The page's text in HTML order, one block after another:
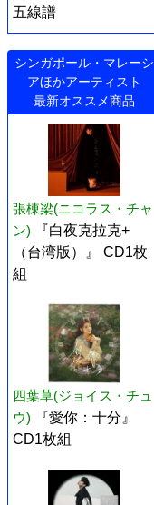
五線譜
シンガポール・マレーシ
アほかアーティスト
最新オススメ商品
張棟梁(ニコラス・チャ
ン)
『白夜克拉克+
（台湾版）』 CD1枚
組
四葉草(ジョイス・チュ
ウ)
『愛你：十分』
CD1枚組